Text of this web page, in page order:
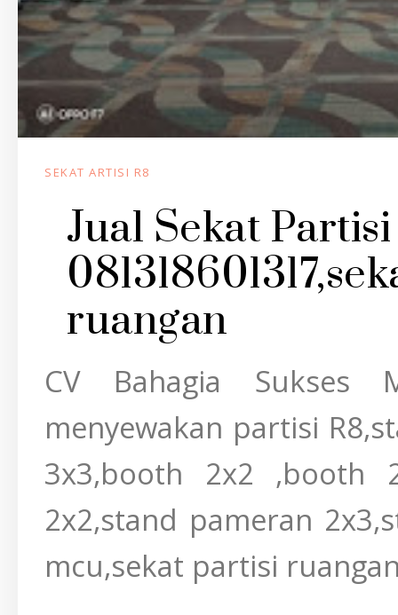
SEKAT ARTISI R8
Jual Sekat
ruangan
CV Bahagia Sukses
menyewakan partisi
3x3,booth 2x2 ,booth
2x2,stand pameran
mcu,sekat partisi